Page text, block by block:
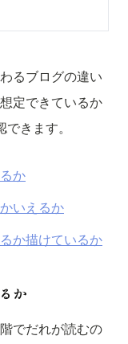
るブログの違い
定できているか
きます。
か
いえるか
か描けているか
か
でだれが読むの